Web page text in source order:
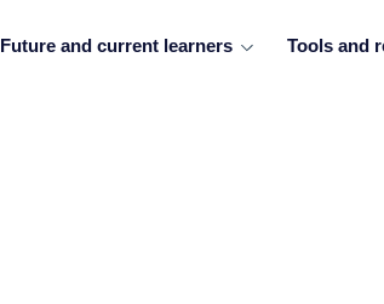
Future and current learners Tools and